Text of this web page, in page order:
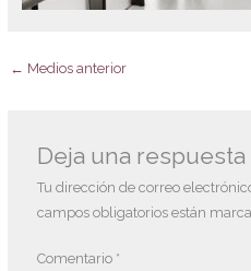
← Medios anterior
Deja una respuesta
Tu dirección de correo
campos obligatorios están
Comentario *